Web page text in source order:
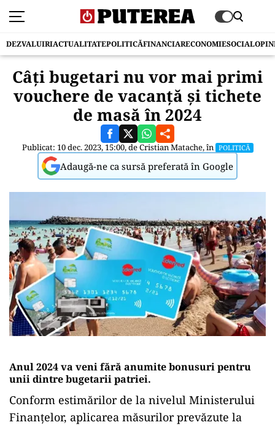
DEZVALUIRIACTUALITATEPOLITICĂFINANCIARECONOMIESOCIAL
Câți bugetari nu vor mai primi
vouchere de vacanţă şi tichete
de masă în 2024
Publicat: 10 dec. 2023, 15:00, deCristian Matache, în POLITICĂ
Adaugă-ne ca sursă preferată în Google
Anul 2024 va veni fără anumite bonusuri pentru
unii dintre bugetarii patriei.
Conform estimărilor de la nivelul Ministerului
Finanțelor, aplicarea măsurilor prevăzute la